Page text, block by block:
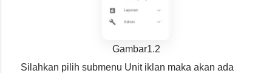
Gambar1.2
Silahkan pilih submenu Unit iklan maka akan ada